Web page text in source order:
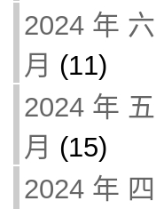
2024 年 六
月 (11)
2024 年 五
月 (15)
2024 年 四